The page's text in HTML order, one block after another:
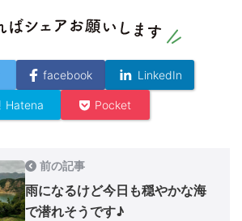
facebook LinkedIn
Hatena Pocket
前の記事
雨になるけど今日も穏やかな海
で潜れそうです♪